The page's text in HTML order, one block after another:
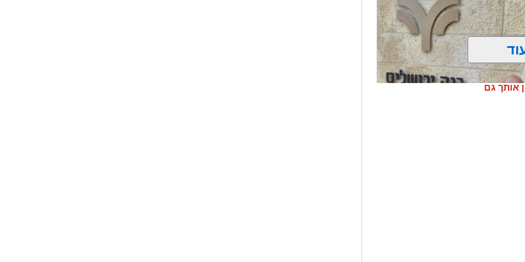
אותך גם